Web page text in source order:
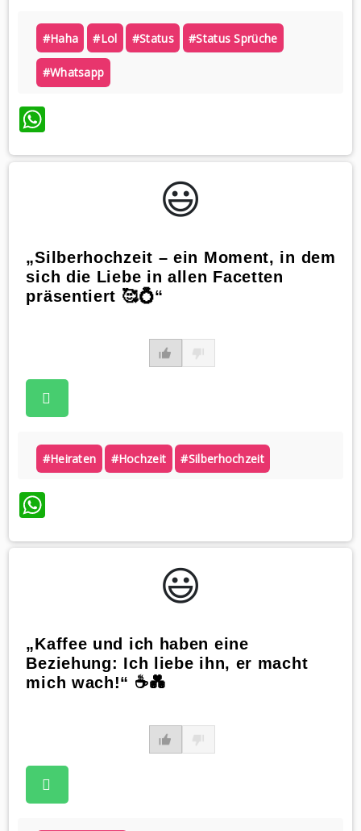
#haha #lol #status #status Sprüche
#whatsapp
WhatsApp
😃️
„Silberhochzeit – ein Moment, in dem
sich die Liebe in allen Facetten
präsentiert 🥰💍“
#heiraten #hochzeit #silberhochzeit
WhatsApp
😃️
„Kaffee und ich haben eine
Beziehung: Ich liebe ihn, er macht
mich wach!“ ☕️💑